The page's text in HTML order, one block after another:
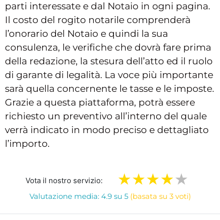
parti interessate e dal Notaio in ogni pagina.
Il costo del rogito notarile comprenderà
l’onorario del Notaio e quindi la sua
consulenza, le verifiche che dovrà fare prima
della redazione, la stesura dell’atto ed il ruolo
di garante di legalità. La voce più importante
sarà quella concernente le tasse e le imposte.
Grazie a questa piattaforma, potrà essere
richiesto un preventivo all’interno del quale
verrà indicato in modo preciso e dettagliato
l’importo.
Vota il nostro servizio:
Valutazione media: 4.9 su 5 (basata su 3 voti)